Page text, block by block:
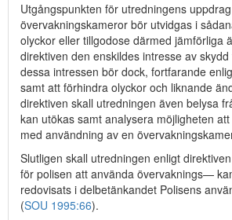
Utgångspunkten för utredningens
övervakningskameror bör utvidgas i
olyckor eller tillgodose därmed jämförliga
direktiven den enskildes intresse av
dessa intressen bör dock, fortfarande
samt att förhindra olyckor och liknande
direktiven skall utredningen även belysa
kan utökas samt analysera möjligheten
med användning av en
Slutligen skall utredningen enligt
för polisen att använda övervaknings—
redovisats i delbetänkandet Polisens
(SOU 1995:66).